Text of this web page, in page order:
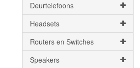
Deurtelefoons
Headsets
Routers en Switches
Speakers